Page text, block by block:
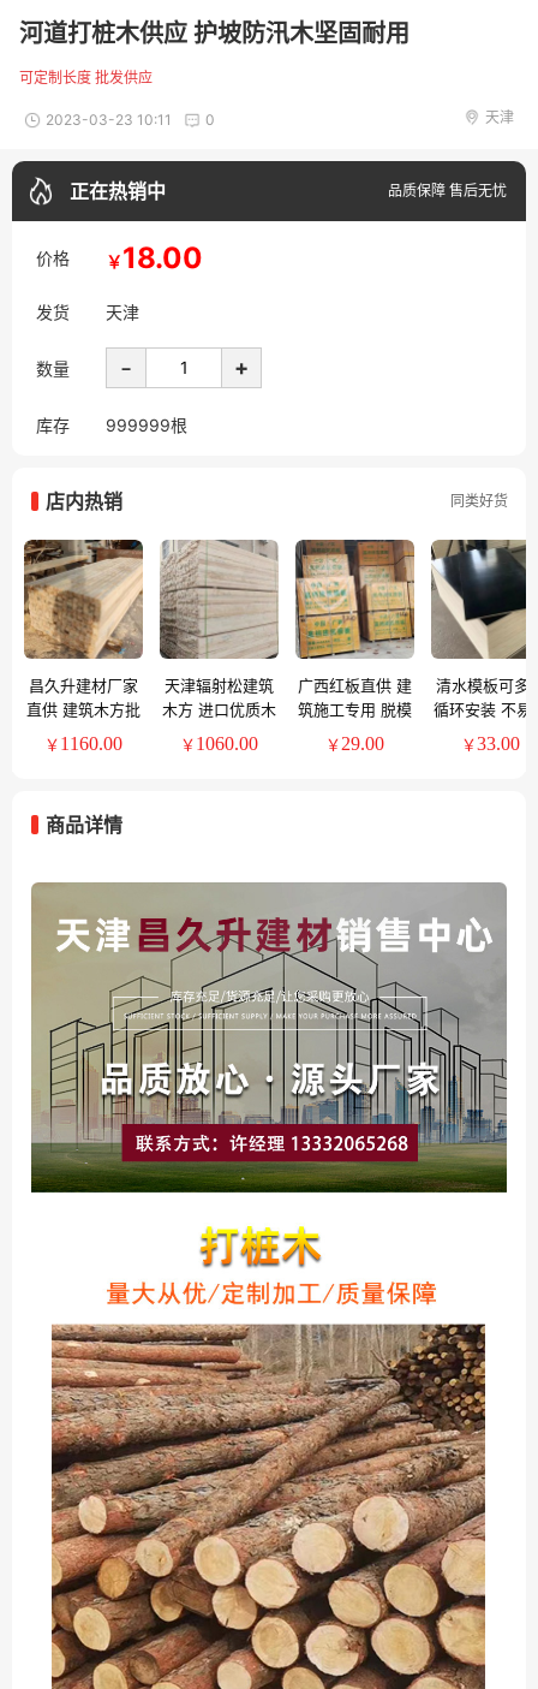
河道打桩木供应 护坡防汛木坚固耐用
可定制长度 批发供应
2023-03-23 10:11 0 天津
正在热销中 品质保障 售后无忧
价格 ￥18.00
发货 天津
数量 - +
库存 999999根
店内热销 同类好货
昌久升建材厂家
直供 建筑木方批
发
￥1160.00
天津辐射松建筑
木方 进口优质木
材加工
￥1060.00
广西红板直供 建
筑施工专用 脱模
简单好用
￥29.00
清水模板可多
循环安装 不易
形
￥33.00
商品详情